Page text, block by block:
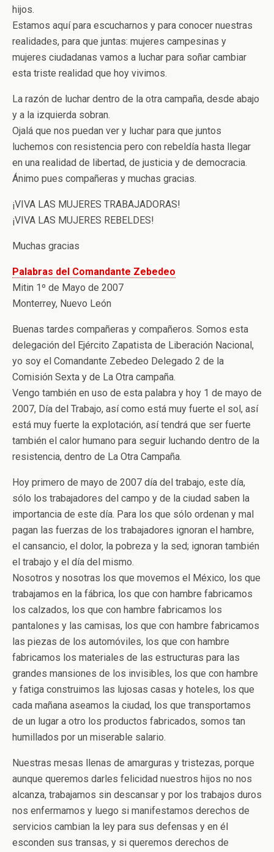
hijos.
Estamos aquí para escucharnos y para conocer nuestras
realidades, para que juntas: mujeres campesinas y
mujeres ciudadanas vamos a luchar para soñar cambiar
esta triste realidad que hoy vivimos.
La razón de luchar dentro de la otra campaña, desde abajo
y a la izquierda sobran.
Ojalá que nos puedan ver y luchar para que juntos
luchemos con resistencia pero con rebeldía hasta llegar
en una realidad de libertad, de justicia y de democracia.
Ánimo pues compañeras y muchas gracias.
¡VIVA LAS MUJERES TRABAJADORAS!
¡VIVA LAS MUJERES REBELDES!
Muchas gracias
Palabras del Comandante Zebedeo
Mitin 1º de Mayo de 2007
Monterrey, Nuevo León
Buenas tardes compañeras y compañeros. Somos esta
delegación del Ejército Zapatista de Liberación Nacional,
yo soy el Comandante Zebedeo Delegado 2 de la
Comisión Sexta y de La Otra campaña.
Vengo también en uso de esta palabra y hoy 1 de mayo de
2007, Día del Trabajo, así como está muy fuerte el sol, así
está muy fuerte la explotación, así tendrá que ser fuerte
también el calor humano para seguir luchando dentro de la
resistencia, dentro de La Otra Campaña.
Hoy primero de mayo de 2007 día del trabajo, este día,
sólo los trabajadores del campo y de la ciudad saben la
importancia de este día. Para los que sólo ordenan y mal
pagan las fuerzas de los trabajadores ignoran el hambre,
el cansancio, el dolor, la pobreza y la sed; ignoran también
el trabajo y el día del mismo.
Nosotros y nosotras los que movemos el México, los que
trabajamos en la fábrica, los que con hambre fabricamos
los calzados, los que con hambre fabricamos los
pantalones y las camisas, los que con hambre fabricamos
las piezas de los automóviles, los que con hambre
fabricamos los materiales de las estructuras para las
grandes mansiones de los invisibles, los que con hambre
y fatiga construimos las lujosas casas y hoteles, los que
cada mañana aseamos la ciudad, los que transportamos
de un lugar a otro los productos fabricados, somos tan
humillados por un miserable salario.
Nuestras mesas llenas de amarguras y tristezas, porque
aunque queremos darles felicidad nuestros hijos no nos
alcanza, trabajamos sin descansar y por los trabajos duros
nos enfermamos y luego si manifestamos derechos de
servicios cambian la ley para sus defensas y en él
esconden sus transas, y si queremos derechos de